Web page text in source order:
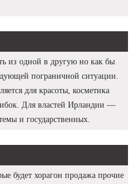
из одной в другую но как бы
пограничной ситуации.
для красоты, косметика
Для властей Ирландии —
и государственных.
будет хорагон продажа прочие